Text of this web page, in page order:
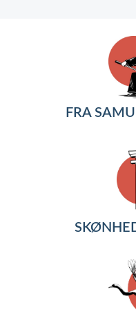
FRA